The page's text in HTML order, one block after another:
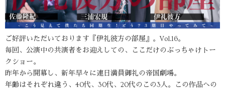
ご好評いただいております『伊礼彼方の部屋』。Vol.16。
毎回、公演中の共演者をお迎えしての、ここだけのぶっちゃけトー
クショー。
昨年から開幕し、新年早々に連日満員御礼の帝国劇場。
年齢はそれぞれ違う、40代、30代、20代のこの3人。この作品への